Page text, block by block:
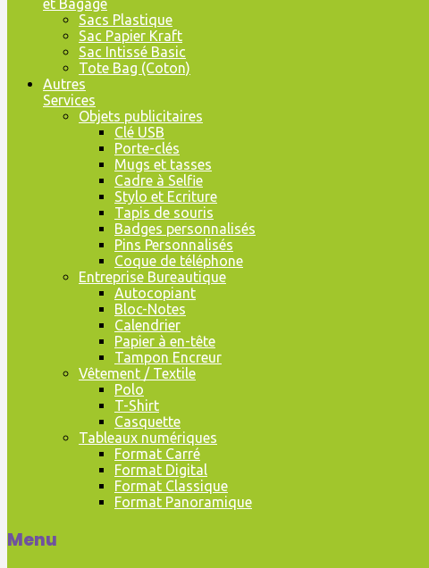
et Bagage
Sacs Plastique
Sac Papier Kraft
Sac Intissé Basic
Tote Bag (Coton)
Autres
Services
Objets publicitaires
Clé USB
Porte-clés
Mugs et tasses
Cadre à Selfie
Stylo et Ecriture
Tapis de souris
Badges personnalisés
Pins Personnalisés
Coque de téléphone
Entreprise Bureautique
Autocopiant
Bloc-Notes
Calendrier
Papier à en-tête
Tampon Encreur
Vêtement / Textile
Polo
T-Shirt
Casquette
Tableaux numériques
Format Carré
Format Digital
Format Classique
Format Panoramique
Menu